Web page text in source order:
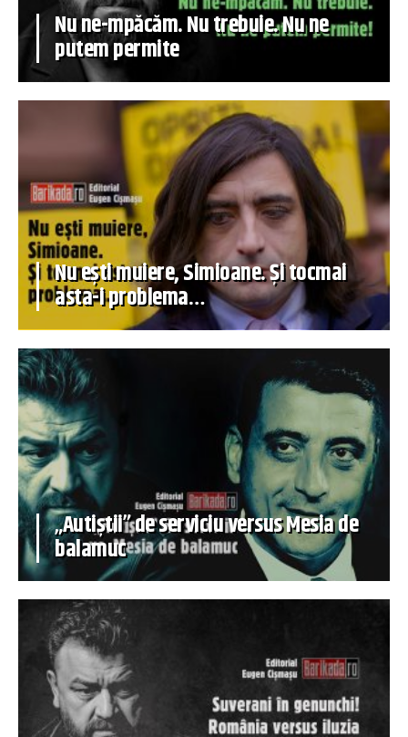
Nu ne-mpăcăm. Nu trebuie. Nu ne
putem permite
Nu ești muiere, Simioane. Și tocmai
asta-i problema…
„Autiștii” de serviciu versus Mesia de
balamuc